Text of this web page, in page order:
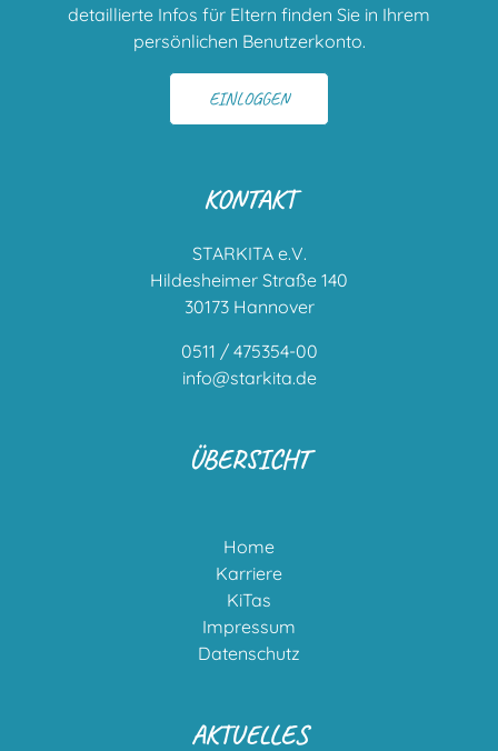
detaillierte Infos für Eltern finden Sie in Ihrem
persönlichen Benutzerkonto.
EINLOGGEN
KONTAKT
STARKITA e.V.
Hildesheimer Straße 140
30173 Hannover
0511 / 475354-00
info@starkita.de
ÜBERSICHT
Home
Karriere
KiTas
Impressum
Datenschutz
AKTUELLES